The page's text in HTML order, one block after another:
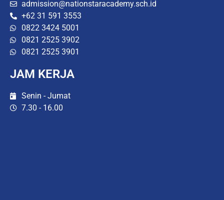
admission@nationstaracademy.sch.id
+62 31 591 3553
0822 3424 5001
0821 2525 3902
0821 2525 3901
JAM KERJA
Senin - Jumat
7.30 - 16.00